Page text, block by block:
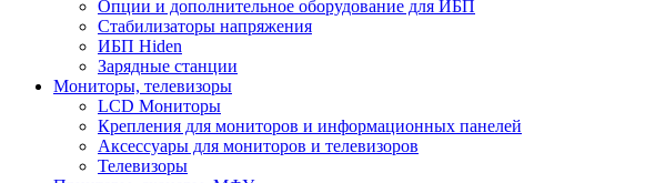
Опции и дополнительное оборудование для ИБП
Стабилизаторы напряжения
ИБП Hiden
Зарядные станции
Мониторы, телевизоры
LCD Мониторы
Крепления для мониторов и информационных панелей
Аксессуары для мониторов и телевизоров
Телевизоры